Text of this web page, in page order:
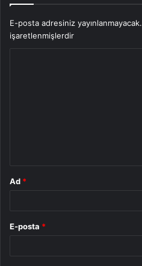
E-posta adresiniz yayınlanmayacak.
işaretlenmişlerdir
Ad *
E-posta *